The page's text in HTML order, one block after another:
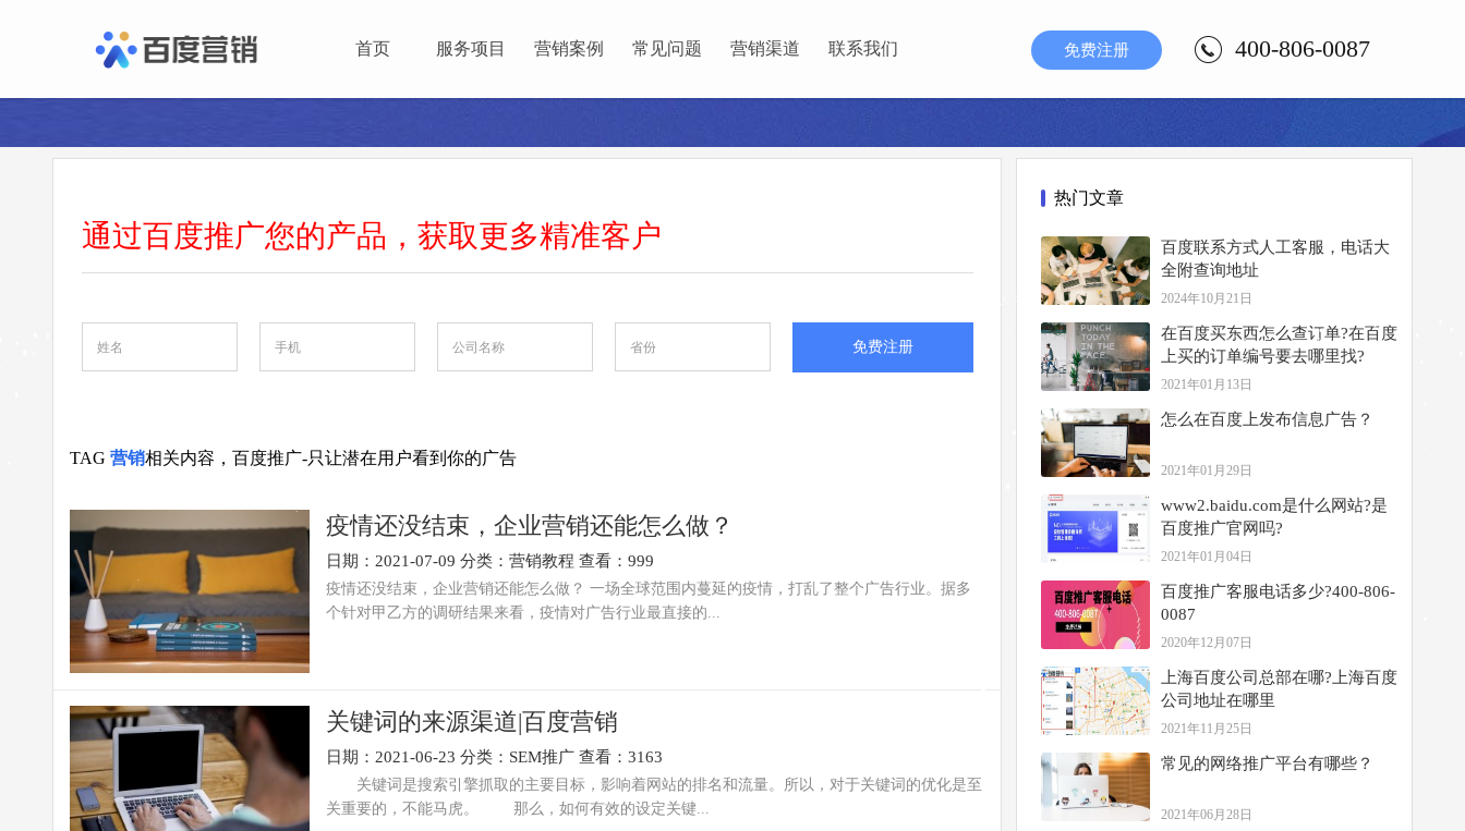
首页 服务项目 营销案例 常见问题 营销渠道 联系我们 400-806-0087
免费注册
通过百度推广您的产品，获取更多精准客户
免费注册
TAG 营销相关内容，百度推广-只让潜在用户看到你的广告
疫情还没结束，企业营销还能怎么做？
日期：2021-07-09 分类： 营销教程 查看：999
疫情还没结束，企业营销还能怎么做？ 一场全球范围内蔓延的疫情，打乱了整个广告行业。据多
个针对甲乙方的调研结果来看，疫情对广告行业最直接的...
关键词的来源渠道|百度营销
日期：2021-06-23 分类： SEM推广 查看：3163
关键词是搜索引擎抓取的主要目标，影响着网站的排名和流量。所以，对于关键词的优化是至
关重要的，不能马虎。 那么，如何有效的设定关键...
热门文章
百度联系方式人工客服，电话大
全附查询地址
2024年10月21日
在百度买东西怎么查订单?在百度
上买的订单编号要去哪里找?
2021年01月13日
怎么在百度上发布信息广告？
2021年01月29日
www​2.baidu.com是什么网站?是
百度推广官网吗?
2021年01月04日
百度推广客服电话多少?400-806-
0087
2020年12月07日
上海百度公司总部在哪?上海百度
公司地址在哪里
2021年11月25日
常见的网络推广平台有哪些？
2021年06月28日